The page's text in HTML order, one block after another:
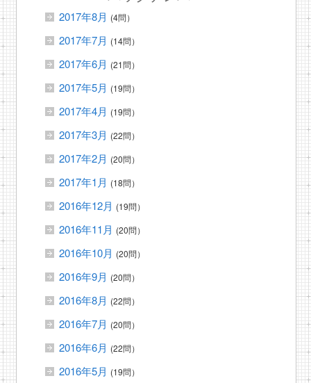
2017年8月 (4問）
2017年7月 (14問）
2017年6月 (21問）
2017年5月 (19問）
2017年4月 (19問）
2017年3月 (22問）
2017年2月 (20問）
2017年1月 (18問）
2016年12月 (19問）
2016年11月 (20問）
2016年10月 (20問）
2016年9月 (20問）
2016年8月 (22問）
2016年7月 (20問）
2016年6月 (22問）
2016年5月 (19問）